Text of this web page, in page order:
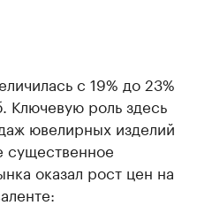
с 19% до 23%
Ключевую роль здесь
ювелирных изделий
существенное
оказал рост цен на